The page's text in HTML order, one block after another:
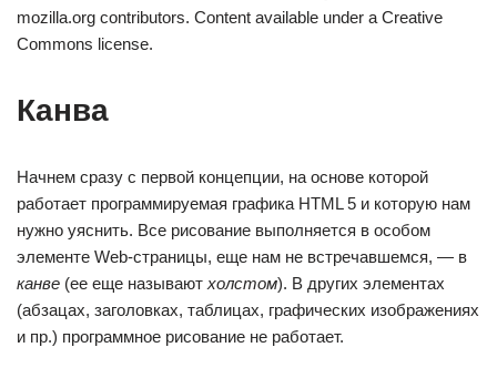
mozilla.org contributors. Content available under a Creative
Commons license.
Канва
Начнем сразу с первой концепции, на основе которой
работает программируемая графика HTML 5 и которую нам
нужно уяснить. Все рисование выполняется в особом
элементе Web-страницы, еще нам не встречавшемся, — в
канве (ее еще называют холстом). В других элементах
(абзацах, заголовках, таблицах, графических изображениях
и пр.) программное рисование не работает.